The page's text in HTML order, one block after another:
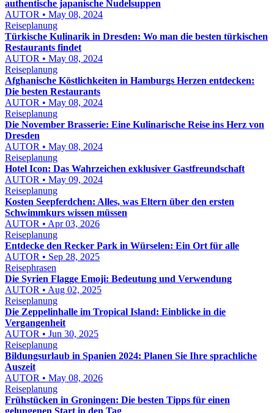
authentische japanische Nudelsuppen
AUTOR • May 08, 2024
Reiseplanung
Türkische Kulinarik in Dresden: Wo man die besten türkischen
Restaurants findet
AUTOR • May 08, 2024
Reiseplanung
Afghanische Köstlichkeiten in Hamburgs Herzen entdecken:
Die besten Restaurants
AUTOR • May 08, 2024
Reiseplanung
Die November Brasserie: Eine Kulinarische Reise ins Herz von
Dresden
AUTOR • May 08, 2024
Reiseplanung
Hotel Icon: Das Wahrzeichen exklusiver Gastfreundschaft
AUTOR • May 09, 2024
Reiseplanung
Kosten Seepferdchen: Alles, was Eltern über den ersten
Schwimmkurs wissen müssen
AUTOR • Apr 03, 2026
Reiseplanung
Entdecke den Recker Park in Würselen: Ein Ort für alle
AUTOR • Sep 28, 2025
Reisephrasen
Die Syrien Flagge Emoji: Bedeutung und Verwendung
AUTOR • Aug 02, 2025
Reiseplanung
Die Zeppelinhalle im Tropical Island: Einblicke in die
Vergangenheit
AUTOR • Jun 30, 2025
Reiseplanung
Bildungsurlaub in Spanien 2024: Planen Sie Ihre sprachliche
Auszeit
AUTOR • May 08, 2026
Reiseplanung
Frühstücken in Groningen: Die besten Tipps für einen
gelungenen Start in den Tag